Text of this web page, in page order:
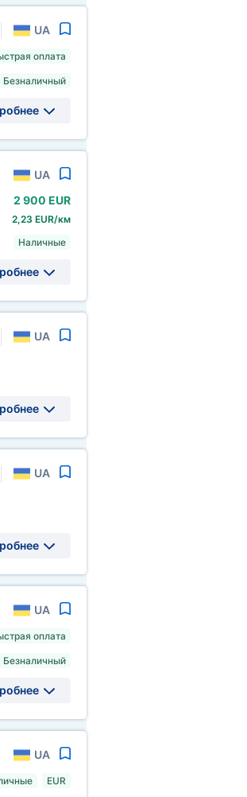
UA
оплата
Безналичный
UA
2 900 EUR
2,23 EUR/км
Наличные
UA
UA
UA
оплата
Безналичный
UA
EUR